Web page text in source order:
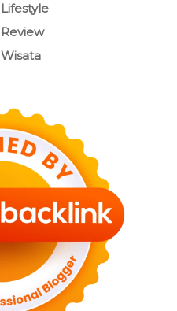
Lifestyle
Review
Wisata